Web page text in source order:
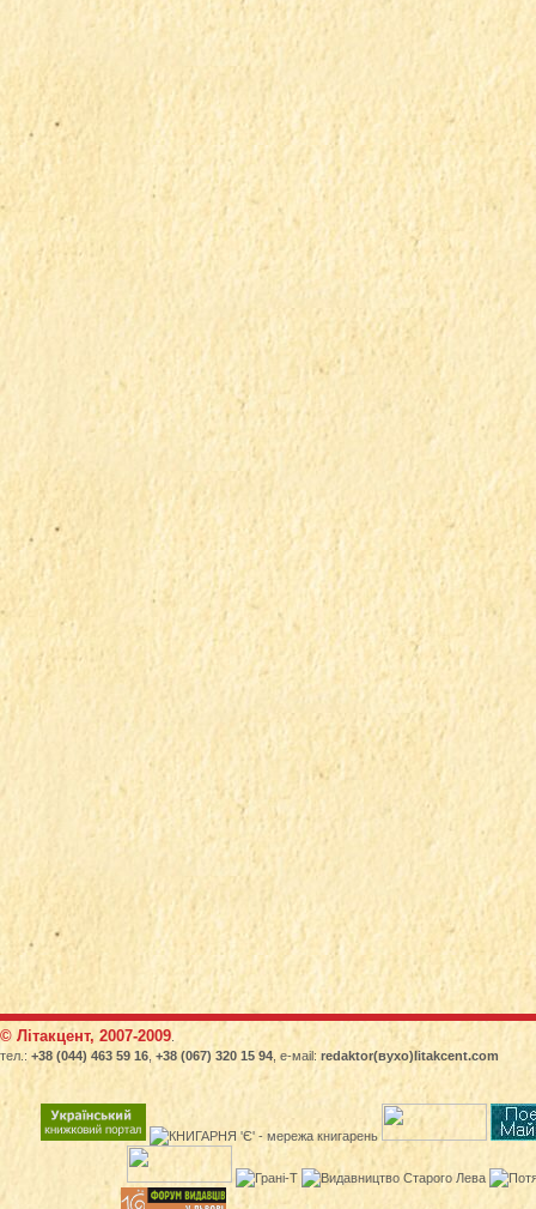
© Літакцент, 2007-2009
тел.: +38 (044) 463 59 16 +38 (067) 320 15 94 , е-маіl: redaktor(вухо)litakcent.com